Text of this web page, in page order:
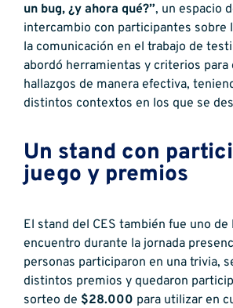
un bug, ¿y ahora qué?”, un espacio
intercambio con participantes sobre
la comunicación en el trabajo de
abordó herramientas y criterios para
hallazgos de manera efectiva,
distintos contextos en los que se
Un stand con
juego y premios
El stand del CES también fue uno de
encuentro durante la jornada
personas participaron en una trivia,
distintos premios y quedaron
sorteo de $28.000 para utilizar en